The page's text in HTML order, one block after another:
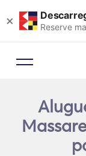
× Reserve